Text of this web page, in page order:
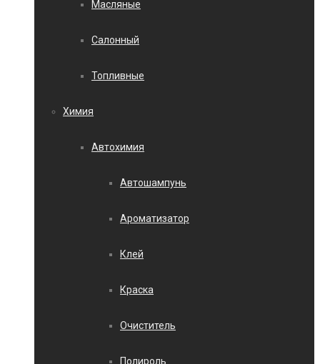
Масляные
Салонный
Топливные
Химия
Автохимия
Автошампунь
Ароматизатор
Клей
Краска
Очиститель
Полироль